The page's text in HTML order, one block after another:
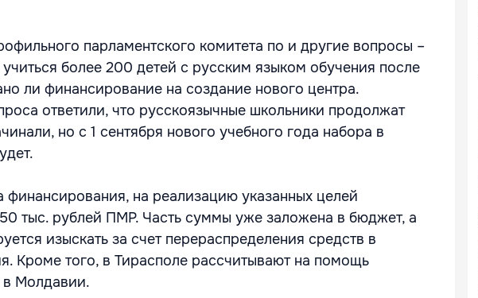
парламентского комитета по и другие вопросы –
более 200 детей с русским языком обучения после
ли финансирование на создание нового центра.
ответили, что русскоязычные школьники продолжат
но с 1 сентября нового учебного года набора в
финансирования, на реализацию указанных целей
тыс. рублей ПМР. Часть суммы уже заложена в бюджет, а
изыскать за счет перераспределения средств в
Кроме того, в Тирасполе рассчитывают на помощь
в Молдавии.